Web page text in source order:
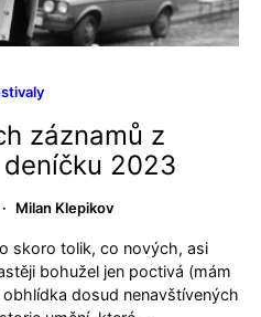
záznamů z
2023
Milan Klepikov
skoro tolik, co nových, asi
bohužel jen poctivá (mám
dosud nenavštívených